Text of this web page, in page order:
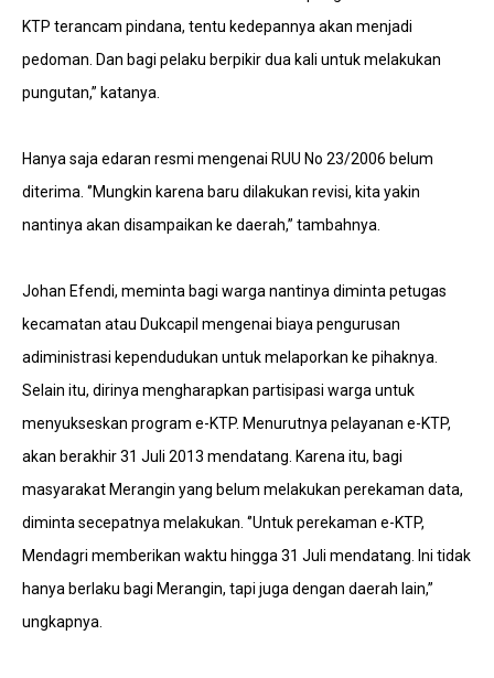
KTP terancam pindana, tentu kedepannya akan menjadi
pedoman. Dan bagi pelaku berpikir dua kali untuk melakukan
pungutan,” katanya.
Hanya saja edaran resmi mengenai RUU No 23/2006 belum
diterima. ‘’Mungkin karena baru dilakukan revisi, kita yakin
nantinya akan disampaikan ke daerah,” tambahnya.
Johan Efendi, meminta bagi warga nantinya diminta petugas
kecamatan atau Dukcapil mengenai biaya pengurusan
adiministrasi kependudukan untuk melaporkan ke pihaknya.
Selain itu, dirinya mengharapkan partisipasi warga untuk
menyukseskan program e-KTP. Menurutnya pelayanan e-KTP,
akan berakhir 31 Juli 2013 mendatang. Karena itu, bagi
masyarakat Merangin yang belum melakukan perekaman data,
diminta secepatnya melakukan. ‘’Untuk perekaman e-KTP,
Mendagri memberikan waktu hingga 31 Juli mendatang. Ini tidak
hanya berlaku bagi Merangin, tapi juga dengan daerah lain,”
ungkapnya.